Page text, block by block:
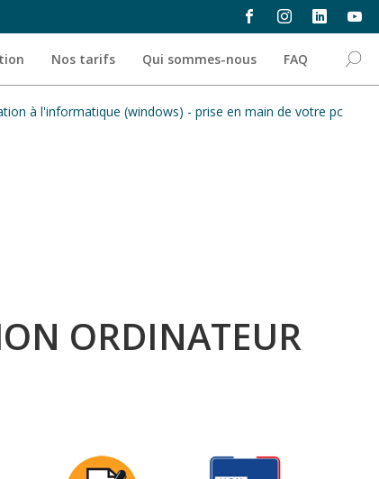
Nos tarifs Qui sommes-nous FAQ
à l'informatique (windows) - prise en main de votre pc
ORDINATEUR